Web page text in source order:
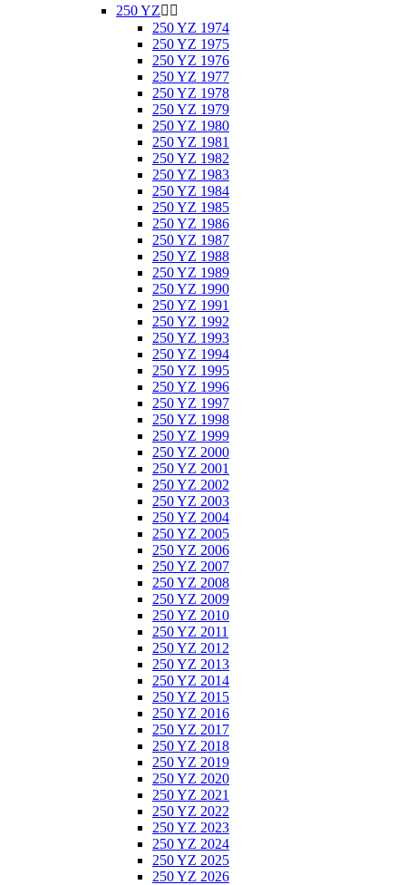
250 YZ 
250 YZ 1974
250 YZ 1975
250 YZ 1976
250 YZ 1977
250 YZ 1978
250 YZ 1979
250 YZ 1980
250 YZ 1981
250 YZ 1982
250 YZ 1983
250 YZ 1984
250 YZ 1985
250 YZ 1986
250 YZ 1987
250 YZ 1988
250 YZ 1989
250 YZ 1990
250 YZ 1991
250 YZ 1992
250 YZ 1993
250 YZ 1994
250 YZ 1995
250 YZ 1996
250 YZ 1997
250 YZ 1998
250 YZ 1999
250 YZ 2000
250 YZ 2001
250 YZ 2002
250 YZ 2003
250 YZ 2004
250 YZ 2005
250 YZ 2006
250 YZ 2007
250 YZ 2008
250 YZ 2009
250 YZ 2010
250 YZ 2011
250 YZ 2012
250 YZ 2013
250 YZ 2014
250 YZ 2015
250 YZ 2016
250 YZ 2017
250 YZ 2018
250 YZ 2019
250 YZ 2020
250 YZ 2021
250 YZ 2022
250 YZ 2023
250 YZ 2024
250 YZ 2025
250 YZ 2026